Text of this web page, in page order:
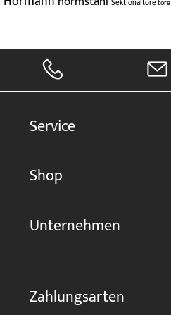
Sektionaltoretore
Service
Shop
Unternehmen
Zahlungsarten